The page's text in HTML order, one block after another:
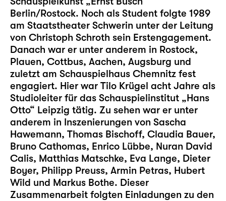
Berlin/Rostock. Noch als Student folgte 1989
am Staatstheater Schwerin unter der Leitung
von Christoph Schroth sein Erstengagement.
Danach war er unter anderem in Rostock,
Plauen, Cottbus, Aachen, Augsburg und
zuletzt am Schauspielhaus Chemnitz fest
engagiert. Hier war Tilo Krügel acht Jahre als
Studioleiter für das Schauspielinstitut „Hans
Otto“ Leipzig tätig. Zu sehen war er unter
anderem in Inszenierungen von Sascha
Hawemann, Thomas Bischoff, Claudia Bauer,
Bruno Cathomas, Enrico Lübbe, Nuran David
Calis, Matthias Matschke, Eva Lange, Dieter
Boyer, Philipp Preuss, Armin Petras, Hubert
Wild und Markus Bothe. Dieser
Zusammenarbeit folgten Einladungen zu den